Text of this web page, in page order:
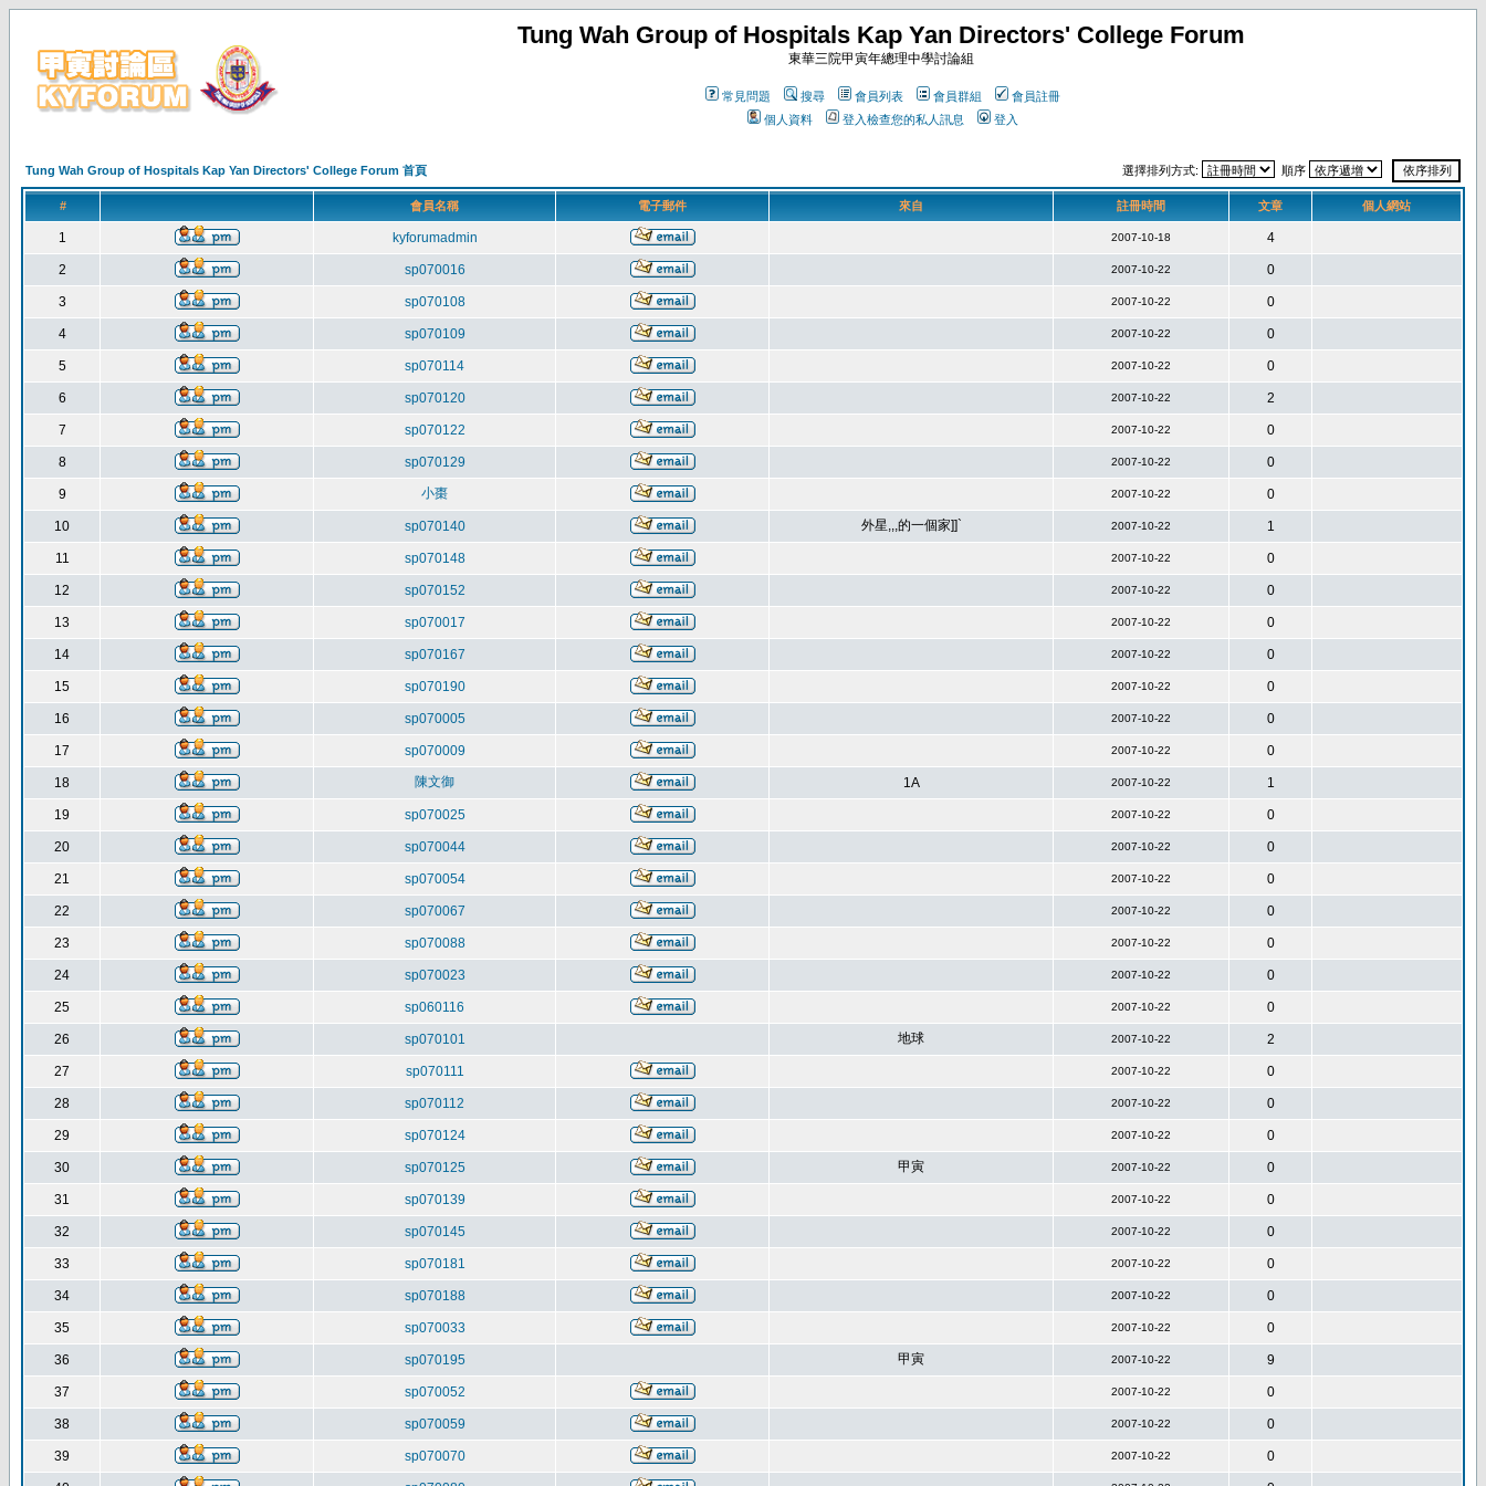
Tung Wah Group of Hospitals Kap Yan Directors' College Forum
東華三院甲寅年總理中學討論組
常見問題 搜尋 會員列表 會員群組
會員註冊
個人資料
登入檢查您的私人訊息 登入
Tung Wah Group of Hospitals Kap Yan Directors' College Forum 首頁 選擇排列方式: 順序
# 會員名稱 電子郵件 來自 註冊時間 文章 個人網站
1 kyforumadmin 2007-10-18 4
2 sp070016 2007-10-22 0
3 sp070108 2007-10-22 0
4 sp070109 2007-10-22 0
5 sp070114 2007-10-22 0
6 sp070120 2007-10-22 2
7 sp070122 2007-10-22 0
8 sp070129 2007-10-22 0
9 小棗 2007-10-22 0
10 sp070140 外星,,,的一個家]]` 2007-10-22 1
11 sp070148 2007-10-22 0
12 sp070152 2007-10-22 0
13 sp070017 2007-10-22 0
14 sp070167 2007-10-22 0
15 sp070190 2007-10-22 0
16 sp070005 2007-10-22 0
17 sp070009 2007-10-22 0
18 陳文御 1A 2007-10-22 1
19 sp070025 2007-10-22 0
20 sp070044 2007-10-22 0
21 sp070054 2007-10-22 0
22 sp070067 2007-10-22 0
23 sp070088 2007-10-22 0
24 sp070023 2007-10-22 0
25 sp060116 2007-10-22 0
26 sp070101 地球 2007-10-22 2
27 sp070111 2007-10-22 0
28 sp070112 2007-10-22 0
29 sp070124 2007-10-22 0
30 sp070125 甲寅 2007-10-22 0
31 sp070139 2007-10-22 0
32 sp070145 2007-10-22 0
33 sp070181 2007-10-22 0
34 sp070188 2007-10-22 0
35 sp070033 2007-10-22 0
36 sp070195 甲寅 2007-10-22 9
37 sp070052 2007-10-22 0
38 sp070059 2007-10-22 0
39 sp070070 2007-10-22 0